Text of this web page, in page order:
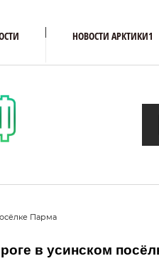
НОВОСТИ АРКТИКИ1
Парма
в усинском